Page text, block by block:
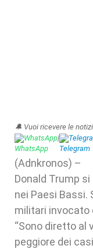
🔔 Vuoi ricevere le
WhatsApp|
(Adnkronos) –
Donald Trump
nei Paesi Bassi.
militari invocato
“Sono diretto al
peggiore dei